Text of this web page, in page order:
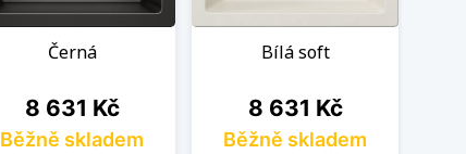
Černá
Cena
8 631 Kč
Běžně skladem
Bílá soft
Cena
8 631 Kč
Běžně skladem